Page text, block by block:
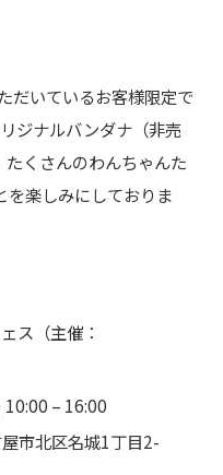
だいているお客様限定で
ジナルバンダナ（非売
くさんのわんちゃんた
を楽しみにしておりま
ス（主催：
– 16:00
市北区名城1丁目2-